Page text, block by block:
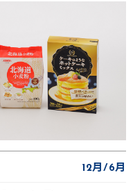
12月 6月